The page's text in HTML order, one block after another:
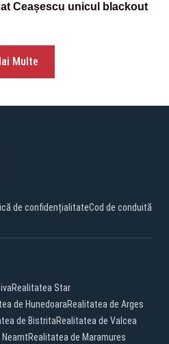
Ceașescu unicul blackout
Multe
de confidențialitateCod de conduită
Realitatea Star
de HunedoaraRealitatea de Arges
de BistritaRealitatea de Valcea
NeamtRealitatea de Maramures